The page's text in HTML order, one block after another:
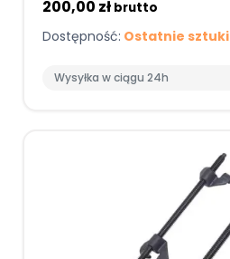
200,00 zł brutto
Dostępność: Ostatnie sztuki
Wysyłka w ciągu 24h